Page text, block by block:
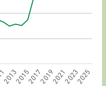
2013201520172019202120232025